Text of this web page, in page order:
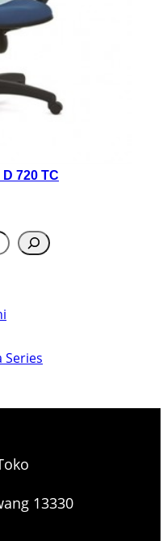
720 TC
Series
13330